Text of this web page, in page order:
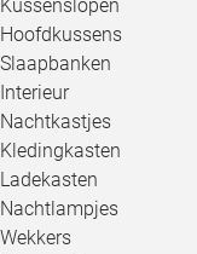
Kussenslopen
Hoofdkussens
Slaapbanken
Interieur
Nachtkastjes
Kledingkasten
Ladekasten
Nachtlampjes
Wekkers